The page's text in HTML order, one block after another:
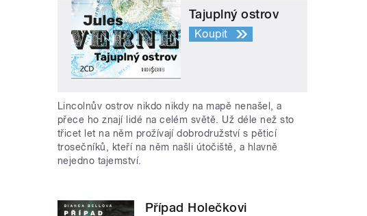
Tajuplný ostrov
Koupit
Lincolnův ostrov nikdo nikdy na mapě nenašel, a
přece ho znají lidé na celém světě. Už déle než sto
třicet let na něm prožívají dobrodružství s pěticí
trosečníků, kteří na něm našli útočiště, a hlavně
nejedno tajemství.
Případ Holečkovi